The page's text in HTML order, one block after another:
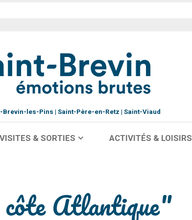
Brevin-les-Pins Saint-Père-en-Retz Saint-Viaud
& SORTIES ACTIVITÉS & LOISIRS
Atlantique"